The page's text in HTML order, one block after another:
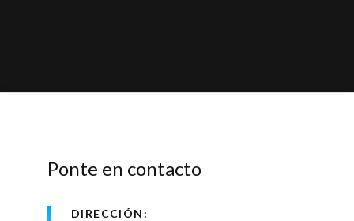
Ponte en contacto
DIRECCIÓN